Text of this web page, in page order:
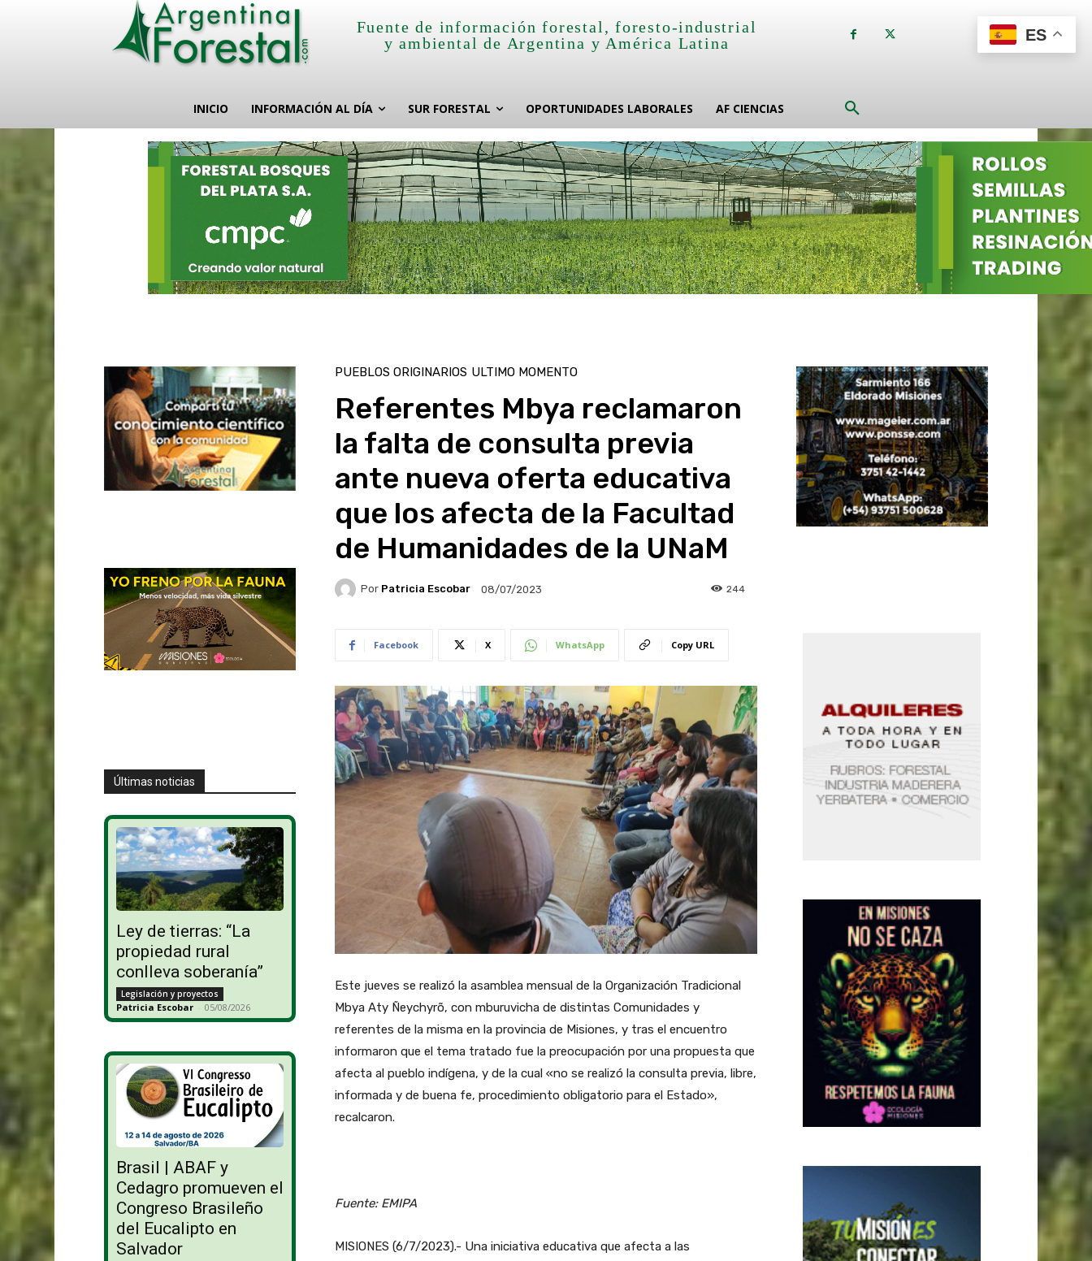
Fuente de información forestal, foresto-industrial
y ambiental de Argentina y América Latina
INICIO INFORMACIÓN AL DÍA SUR FORESTAL OPORTUNIDADES LABORALES AF CIENCIAS
Últimas noticias
Ley de tierras: “La
propiedad rural
conlleva soberanía”
Legislación y proyectos
Patricia Escobar - 05/08/2026
Brasil | ABAF y
Cedagro promueven el
Congreso Brasileño
del Eucalipto en
Salvador
PUEBLOS ORIGINARIOS ULTIMO MOMENTO
Referentes Mbya reclamaron
la falta de consulta previa
ante nueva oferta educativa
que los afecta de la Facultad
de Humanidades de la UNaM
Por Patricia Escobar 08/07/2023 244
Facebook X WhatsApp Copy URL
Este jueves se realizó la asamblea mensual de la Organización Tradicional
Mbya Aty Ñeychyrõ, con mburuvicha de distintas Comunidades y
referentes de la misma en la provincia de Misiones, y tras el encuentro
informaron que el tema tratado fue la preocupación por una propuesta que
afecta al pueblo indígena, y de la cual «no se realizó la consulta previa, libre,
informada y de buena fe, procedimiento obligatorio para el Estado»,
recalcaron.
Fuente: EMIPA
MISIONES (6/7/2023).- Una iniciativa educativa que afecta a las
ES